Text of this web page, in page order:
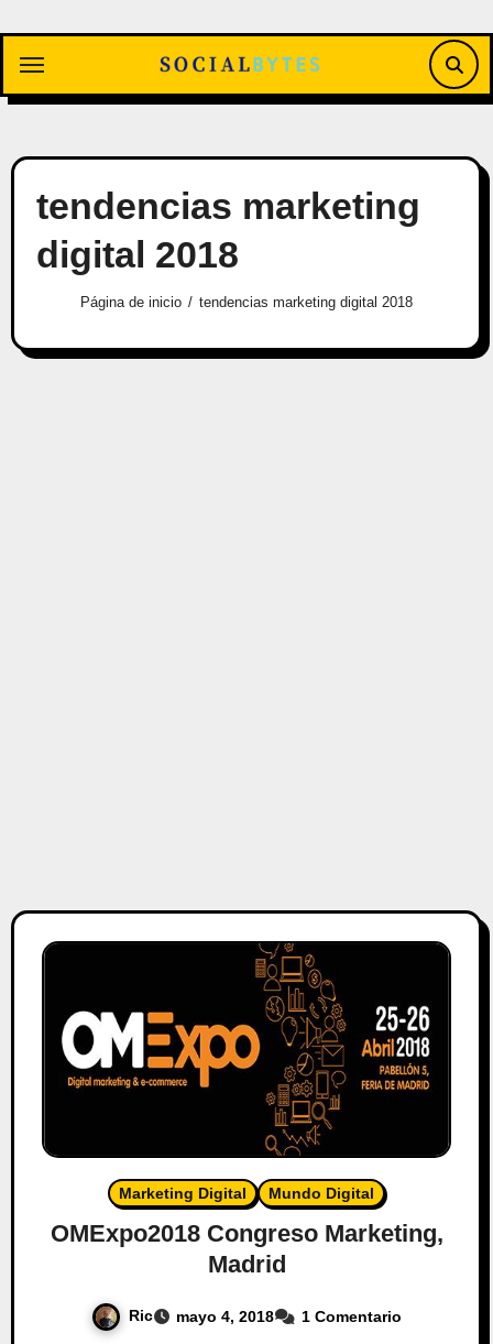
contenido
tendencias marketing
digital 2018
Página de inicio tendencias marketing digital 2018
Marketing Digital Mundo Digital
OMExpo2018 Congreso Marketing,
Madrid
Ric mayo 4, 2018 1 Comentario